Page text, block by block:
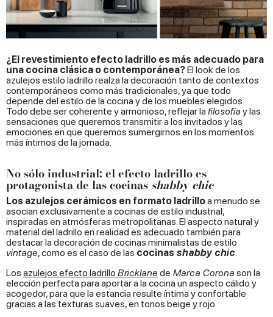
¿El revestimiento efecto ladrillo es más adecuado para
una cocina clásica o contemporánea?El look de los
azulejos estilo ladrillo realza la decoración tanto de contextos
contemporáneos como más tradicionales, ya que todo
depende del estilo de la cocina y de los muebles elegidos.
Todo debe ser coherente y armonioso, reflejar la filosofía y las
sensaciones que queremos transmitir a los invitados y las
emociones en que queremos sumergirnos en los momentos
más íntimos de la jornada.
No sólo industrial: el efecto ladrillo es
protagonista de las cocinasshabby chic
Los azulejos cerámicos en formato ladrilloa menudo se
asocian exclusivamente a cocinas de estilo industrial,
inspiradas en atmósferas metropolitanas. El aspecto natural y
material del ladrillo en realidad es adecuado también para
destacar la decoración de cocinas minimalistas de estilo
vintage, como es el caso de las cocinas shabby chic
Los azulejos efecto ladrillo Bricklane de Marca Corona son la
elección perfecta para aportar a la cocina un aspecto cálido y
acogedor, para que la estancia resulte íntima y confortable
gracias a las texturas suaves, en tonos beige y rojo.